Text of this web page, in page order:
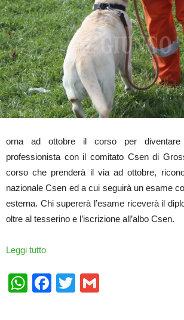
orna ad ottobre il corso per diventare
professionista con il comitato Csen di
corso che prenderà il via ad ottobre,
nazionale Csen ed a cui seguirà un esame
esterna. Chi supererà l’esame riceverà il
oltre al tesserino e l’iscrizione all’albo Csen.
Leggi tutto
WhatsApp
Facebook
Twitter